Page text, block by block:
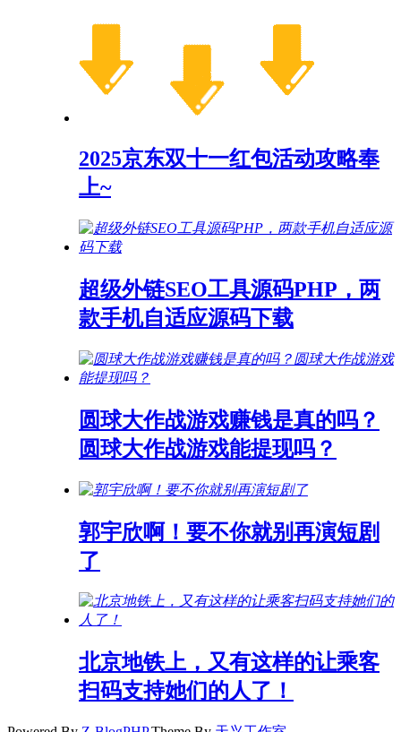
2025京东双十一红包活动攻略奉
上~
超级外链SEO工具源码PHP，两
款手机自适应源码下载
圆球大作战游戏赚钱是真的吗？
圆球大作战游戏能提现吗？
郭宇欣啊！要不你就别再演短剧
了
北京地铁上，又有这样的让乘客
扫码支持她们的人了！